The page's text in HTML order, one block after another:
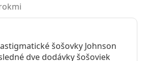
šošovky Johnson
dve dodávky šošoviek